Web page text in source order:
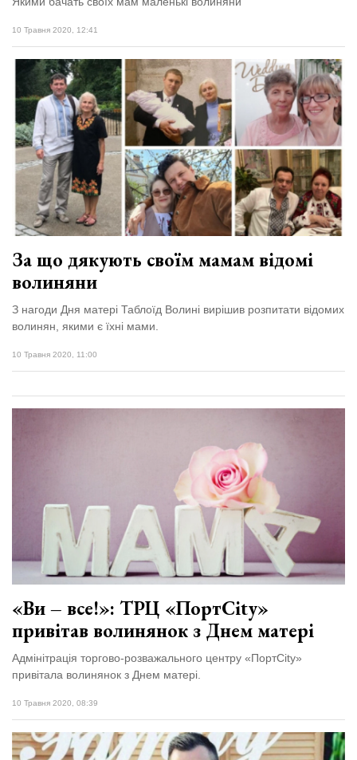
10 Травня 2020, 12:41
За що дякують своїм мамам відомі
волиняни
З нагоди Дня матері Таблоїд Волині вирішив розпитати відомих
волинян, якими є їхні мами.
10 Травня 2020, 11:00
«Ви – все!»: ТРЦ «ПортCity»
привітав волинянок з Днем матері
Адмінітрація торгово-розважального центру «ПортCity»
привітала волинянок з Днем матері.
10 Травня 2020, 08:39